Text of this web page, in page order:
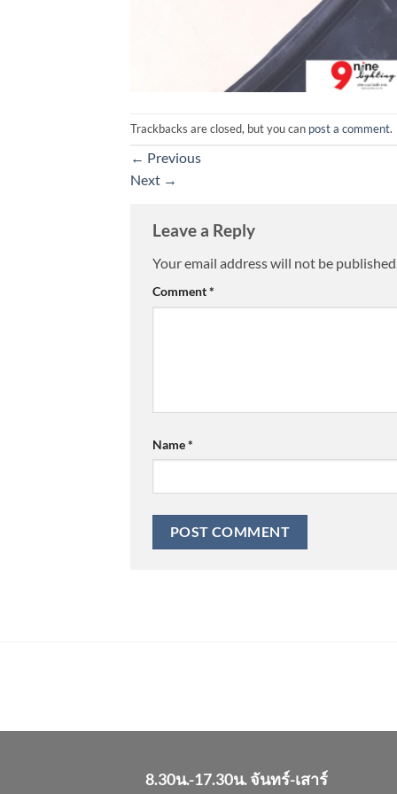
Trackbacks are closed, but you can post a comment.
← Previous
Next →
Leave a Reply
Your email address will not be
Comment*
Name*
8.30น.-17.30น. จันทร์-เสาร์